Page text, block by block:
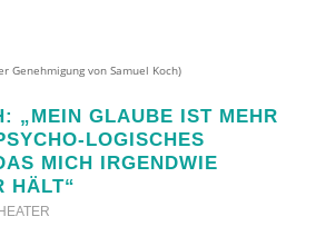
Genehmigung von Samuel Koch)
„MEIN GLAUBE IST MEHR
LOGISCHES
MICH IRGENDWIE
HÄLT“